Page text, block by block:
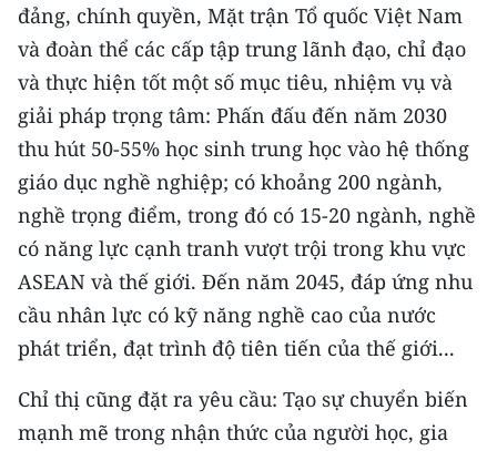
đảng, chính quyền, Mặt trận Tổ quốc Việt Nam
và đoàn thể các cấp tập trung lãnh đạo, chỉ đạo
và thực hiện tốt một số mục tiêu, nhiệm vụ và
giải pháp trọng tâm: Phấn đấu đến năm 2030
thu hút 50-55% học sinh trung học vào hệ thống
giáo dục nghề nghiệp; có khoảng 200 ngành,
nghề trọng điểm, trong đó có 15-20 ngành, nghề
có năng lực cạnh tranh vượt trội trong khu vực
ASEAN và thế giới. Đến năm 2045, đáp ứng nhu
cầu nhân lực có kỹ năng nghề cao của nước
phát triển, đạt trình độ tiên tiến của thế giới...
Chỉ thị cũng đặt ra yêu cầu: Tạo sự chuyển biến
mạnh mẽ trong nhận thức của người học, gia